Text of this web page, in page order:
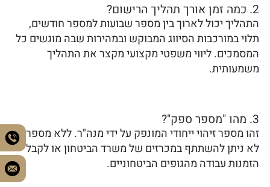
2. כמה זמן אורך תהליך הרישום?
התהליך יכול לארוך בין מספר שבועות למספר חודשים,
תלוי במורכבות הסיווג המבוקש ובמהירות שבה מוגשים כל
המסמכים. ליווי משפטי מקצועי מקצר את התהליך
משמעותית.
3. מהו "מספר ספק"?
זהו מספר זיהוי ייחודי המונפק על ידי מנה"ר. ללא מספר זה,
לא ניתן להשתתף במכרזים של משרד הביטחון או לקבל
הזמנות עבודה מהגופים הביטחוניים.